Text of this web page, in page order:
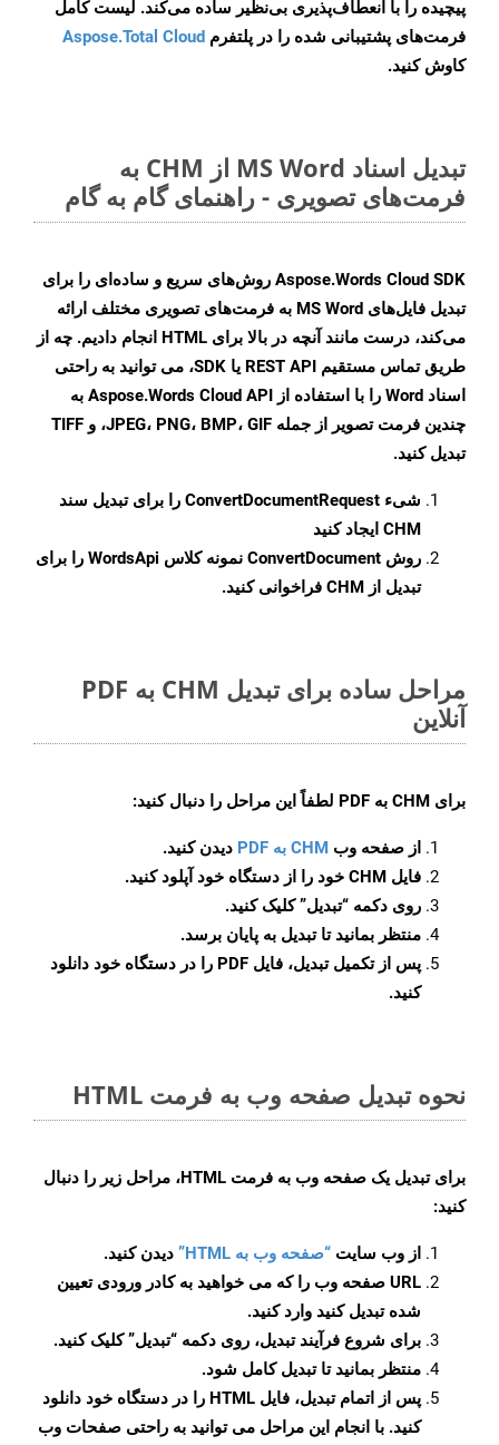
پیچیده را با انعطاف‌پذیری بی‌نظیر ساده می‌کند. لیست کامل
فرمت‌های پشتیبانی شده را در پلتفرم Aspose.Total Cloud
کاوش کنید.
تبدیل اسناد MS Word از CHM به
فرمت‌های تصویری - راهنمای گام به گام
Aspose.Words Cloud SDK روش‌های سریع و ساده‌ای را برای
تبدیل فایل‌های MS Word به فرمت‌های تصویری مختلف ارائه
می‌کند، درست مانند آنچه در بالا برای HTML انجام دادیم. چه از
طریق تماس مستقیم REST API یا SDK، می توانید به راحتی
اسناد Word را با استفاده از Aspose.Words Cloud API به
چندین فرمت تصویر از جمله JPEG، PNG، BMP، GIF، و TIFF
تبدیل کنید.
شیء ConvertDocumentRequest را برای تبدیل سند
CHM ایجاد کنید
روش ConvertDocument
نمونه کلاس WordsApi را برای
تبدیل از CHM فراخوانی کنید.
مراحل ساده برای تبدیل CHM به PDF
آنلاین
برای CHM به PDF لطفاً این مراحل را دنبال کنید:
از صفحه وب CHM به PDF
دیدن کنید.
فایل CHM خود را از دستگاه خود آپلود کنید.
روی دکمه “تبدیل”کلیک کنید.
منتظر بمانید تا تبدیل به پایان برسد.
پس از تکمیل تبدیل، فایل PDF را در دستگاه خود دانلود
کنید.
نحوه تبدیل صفحه وب به فرمت HTML
برای تبدیل یک صفحه وب به فرمت HTML، مراحل زیر را دنبال
کنید:
از وب سایت “صفحه وب به HTML”
دیدن کنید.
URL صفحه وب را که می خواهید به کادر ورودی تعیین
شده تبدیل کنید وارد کنید.
برای شروع فرآیند تبدیل، روی دکمه “تبدیل” کلیک کنید.
منتظر بمانید تا تبدیل کامل شود.
پس از اتمام تبدیل، فایل HTML را در دستگاه خود دانلود
کنید. با انجام این مراحل می توانید به راحتی صفحات وب